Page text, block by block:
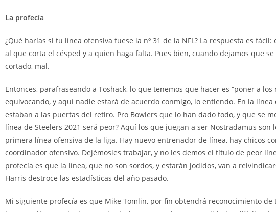
La profecía
¿Qué harías si tu línea ofensiva fuese la nº 31 de la NFL? La respuesta es
al que corta el césped y a quien haga falta. Pues bien, cuando dejamos que
cortado, mal.
Entonces, parafraseando a Toshack, lo que tenemos que hacer es “poner a
equivocando, y aquí nadie estará de acuerdo conmigo, lo entiendo. En la
estaban a las puertas del retiro. Pro Bowlers que lo han dado todo, y que se
línea de Steelers 2021 será peor? Aquí los que juegan a ser Nostradamus
primera línea ofensiva de la liga. Hay nuevo entrenador de línea, hay chicos
coordinador ofensivo. Dejémosles trabajar, y no les demos el título de peor
profecía es que la línea, que no son sordos, y estarán jodidos, van a
Harris destroce las estadísticas del año pasado.
Mi siguiente profecía es que Mike Tomlin, por fin obtendrá reconocimiento